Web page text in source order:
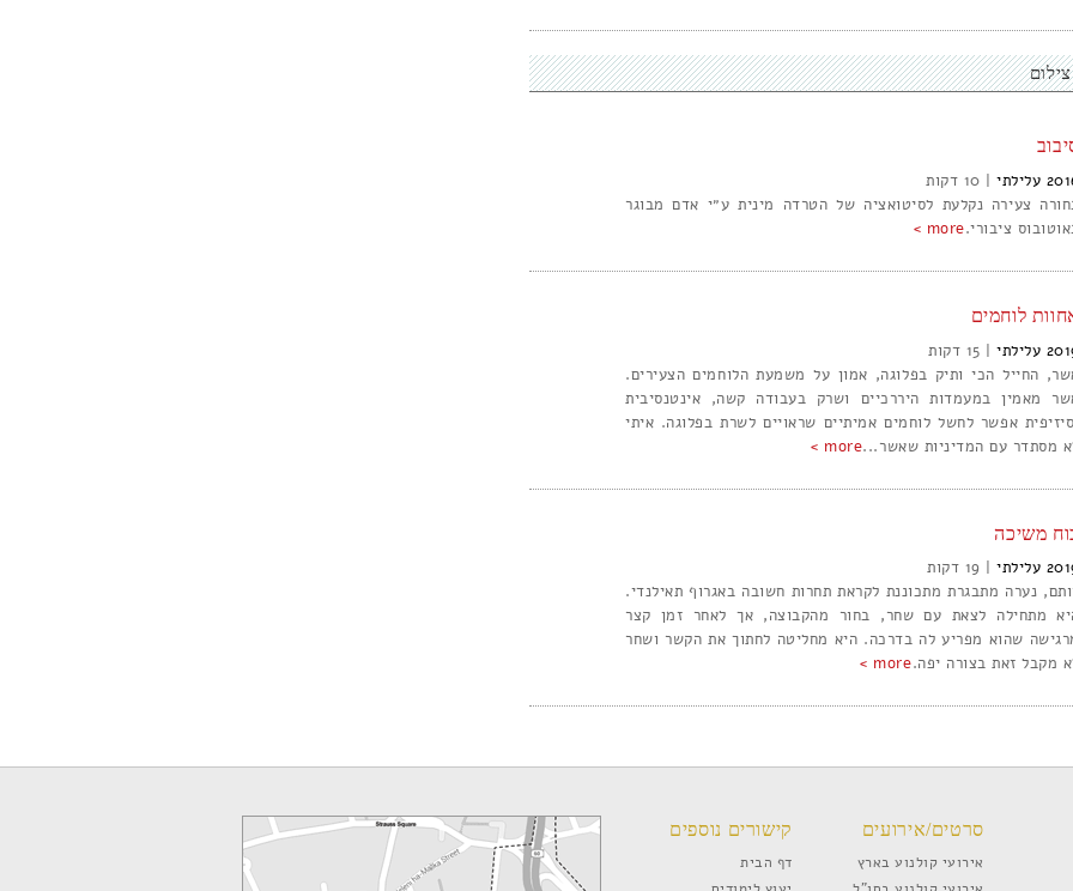
צילום
עלילתי|
10
צעירה נקלעת לסיטואציה של הטרדה מינית ע״י אדם מבוגר
ציבורי.more >
לוחמים
עלילתי|
15
החייל הכי ותיק בפלוגה, אמון על משמעת הלוחמים הצעירים.
מאמין במעמדות היררכיים ושרק בעבודה קשה, אינטנסיבית
אפשר לחשל לוחמים אמיתיים שראויים לשרת בפלוגה. איתי
מסתדר עם המדיניות שאשר...more >
משיכה
עלילתי|
19
נערה מתבגרת מתכוננת לקראת תחרות חשובה באגרוף תאילנדי.
מתחילה לצאת עם שחר, בחור מהקבוצה, אך לאחר זמן קצר
שהוא מפריע לה בדרכה. היא מחליטה לחתוך את הקשר ושחר
מקבל זאת בצורה יפה.more >
סרטים/אירועים
אירועי קולנוע בארץ
קישורים נוספים
דף הבית